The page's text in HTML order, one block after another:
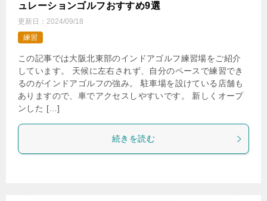
ュレーションゴルフおすすめ9選
更新日： 2024/09/18
練習
この記事では大阪北東部のインドアゴルフ練習場をご紹介
しています。 天候に左右されず、自分のペースで練習でき
るのがインドアゴルフの強み。 駐車場を設けている店舗も
ありますので、車でアクセスしやすいです。 新しくオープ
ンした […]
続きを読む